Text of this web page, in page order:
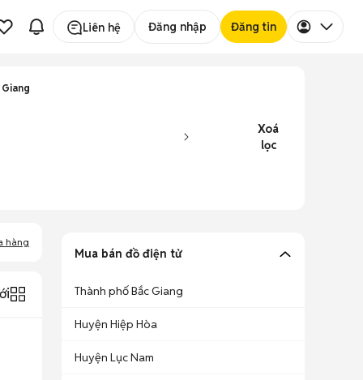
Liên hệ Đăng nhập Đăng tin
Xoá
lọc
hàng
Mua bán đồ điện tử
Thành phố Bắc Giang
Huyện Hiệp Hòa
Huyện Lục Nam